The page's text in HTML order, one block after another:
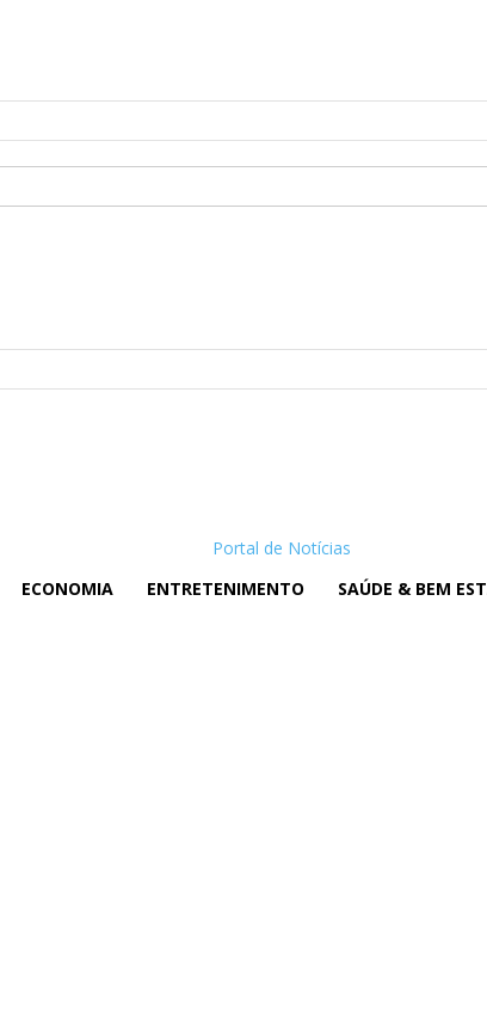
Portal de Notícias
ECONOMIA ENTRETENIMENTO SAÚDE & BEM